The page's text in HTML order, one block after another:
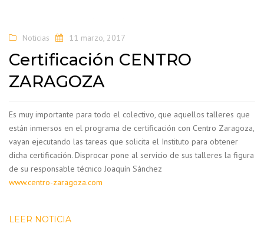
Noticias 11 marzo, 2017
Certificación CENTRO
ZARAGOZA
Es muy importante para todo el colectivo, que aquellos talleres que
están inmersos en el programa de certificación con Centro Zaragoza,
vayan ejecutando las tareas que solicita el Instituto para obtener
dicha certificación. Disprocar pone al servicio de sus talleres la figura
de su responsable técnico Joaquín Sánchez
www.centro-zaragoza.com
LEER NOTICIA